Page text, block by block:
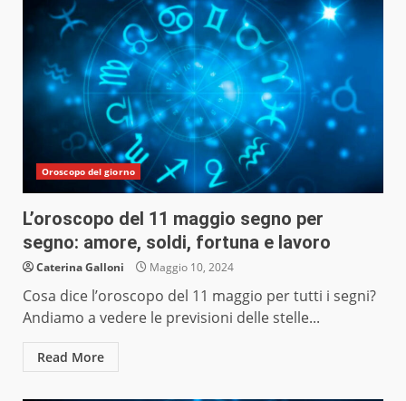
Oroscopo del giorno
L’oroscopo del 11 maggio segno per
segno: amore, soldi, fortuna e lavoro
Caterina Galloni Maggio 10, 2024
Cosa dice l’oroscopo del 11 maggio per tutti i segni?
Andiamo a vedere le previsioni delle stelle...
Read More